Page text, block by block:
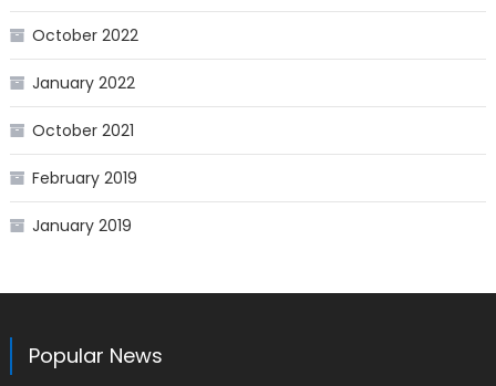
October 2022
January 2022
October 2021
February 2019
January 2019
Popular News